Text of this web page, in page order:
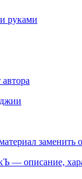
руками
заменить
— описание,